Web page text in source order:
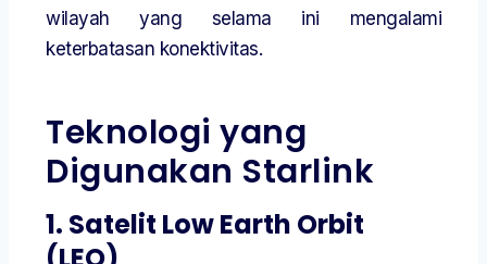
wilayah yang selama ini mengalami
keterbatasan konektivitas.
Teknologi yang
Digunakan Starlink
1. Satelit Low Earth Orbit